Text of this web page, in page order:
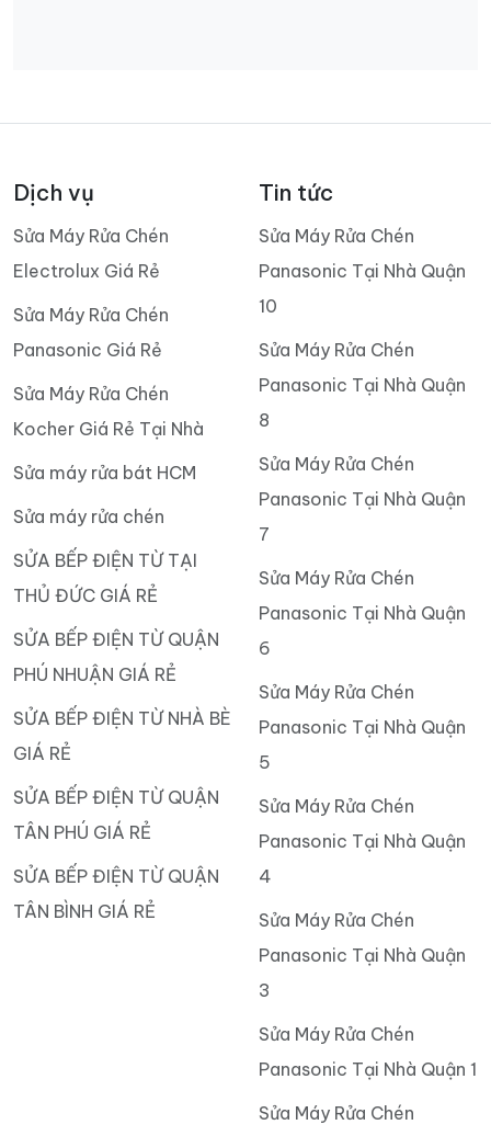
Dịch vụ
Sửa Máy Rửa Chén
Electrolux Giá Rẻ
Sửa Máy Rửa Chén
Panasonic Giá Rẻ
Sửa Máy Rửa Chén
Kocher Giá Rẻ Tại Nhà
Sửa máy rửa bát HCM
Sửa máy rửa chén
SỬA BẾP ĐIỆN TỪ TẠI
THỦ ĐỨC GIÁ RẺ
SỬA BẾP ĐIỆN TỪ QUẬN
PHÚ NHUẬN GIÁ RẺ
SỬA BẾP ĐIỆN TỪ NHÀ BÈ
GIÁ RẺ
SỬA BẾP ĐIỆN TỪ QUẬN
TÂN PHÚ GIÁ RẺ
SỬA BẾP ĐIỆN TỪ QUẬN
TÂN BÌNH GIÁ RẺ
Tin tức
Sửa Máy Rửa Chén
Panasonic Tại Nhà Quận
10
Sửa Máy Rửa Chén
Panasonic Tại Nhà Quận
8
Sửa Máy Rửa Chén
Panasonic Tại Nhà Quận
7
Sửa Máy Rửa Chén
Panasonic Tại Nhà Quận
6
Sửa Máy Rửa Chén
Panasonic Tại Nhà Quận
5
Sửa Máy Rửa Chén
Panasonic Tại Nhà Quận
4
Sửa Máy Rửa Chén
Panasonic Tại Nhà Quận
3
Sửa Máy Rửa Chén
Panasonic Tại Nhà Quận 1
Sửa Máy Rửa Chén